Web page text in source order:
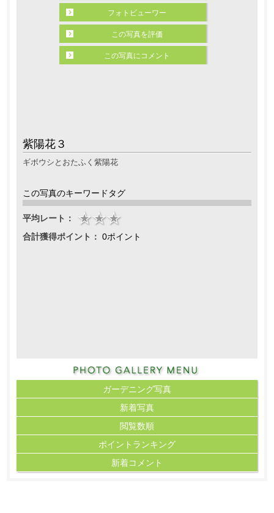
紫陽花３
ギボウシとおたふく紫陽花
この写真のキーワードタグ
平均レート：
合計獲得ポイント： 0ポイント
フォトビューワー
この写真を評価
この写真にコメント
ガーデニング写真
新着写真
閲覧数順
ポイント ランキング
新着コメント